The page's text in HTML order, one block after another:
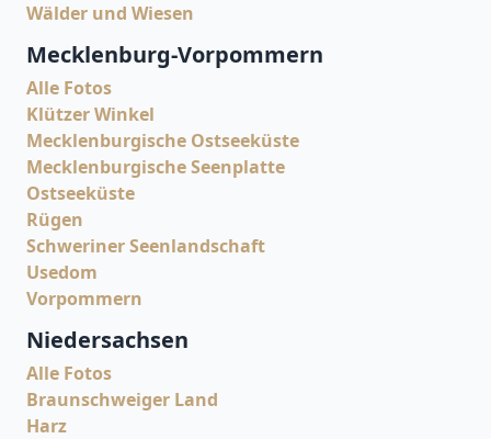
Wälder und Wiesen
Mecklenburg-Vorpommern
Alle Fotos
Klützer Winkel
Mecklenburgische Ostseeküste
Mecklenburgische Seenplatte
Ostseeküste
Rügen
Schweriner Seenlandschaft
Usedom
Vorpommern
Niedersachsen
Alle Fotos
Braunschweiger Land
Harz